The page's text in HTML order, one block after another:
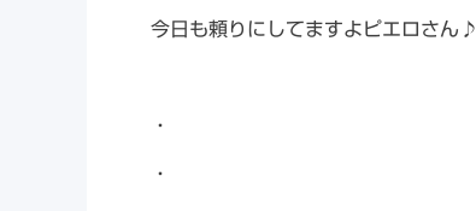
今日も頼りにしてますよピエロさん♪
・
・